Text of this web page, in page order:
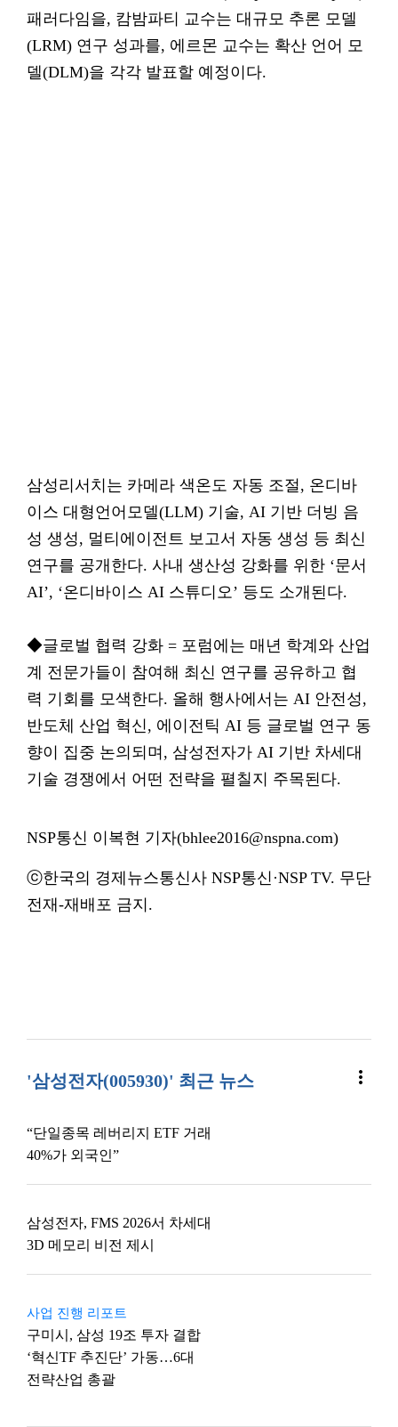
패러다임을, 캄밤파티 교수는 대규모 추론 모델
(LRM) 연구 성과를, 에르몬 교수는 확산 언어 모
델(DLM)을 각각 발표할 예정이다.
삼성리서치는 카메라 색온도 자동 조절, 온디바
이스 대형언어모델(LLM) 기술, AI 기반 더빙 음
성 생성, 멀티에이전트 보고서 자동 생성 등 최신
연구를 공개한다. 사내 생산성 강화를 위한 ‘문서
AI’, ‘온디바이스 AI 스튜디오’ 등도 소개된다.
◆글로벌 협력 강화 = 포럼에는 매년 학계와 산업
계 전문가들이 참여해 최신 연구를 공유하고 협
력 기회를 모색한다. 올해 행사에서는 AI 안전성,
반도체 산업 혁신, 에이전틱 AI 등 글로벌 연구 동
향이 집중 논의되며, 삼성전자가 AI 기반 차세대
기술 경쟁에서 어떤 전략을 펼칠지 주목된다.
NSP통신 이복현 기자(bhlee2016@nspna.com)
ⓒ한국의 경제뉴스통신사 NSP통신·NSP TV. 무단
전재-재배포 금지.
'삼성전자(005930)' 최근 뉴스 more_vert
“단일종목 레버리지 ETF 거래
40%가 외국인”
삼성전자, FMS 2026서 차세대
3D 메모리 비전 제시
사업 진행 리포트
구미시, 삼성 19조 투자 결합
‘혁신TF 추진단’ 가동…6대
전략산업 총괄